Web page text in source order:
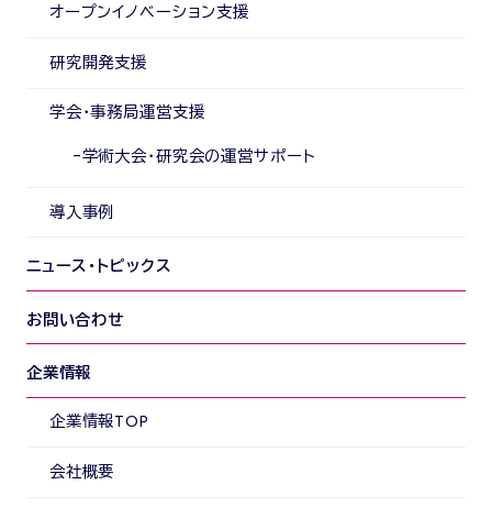
オープンイノベーション支援
研究開発支援
学会・事務局運営支援
学術大会・研究会の運営サポート
導入事例
ニュース・トピックス
お問い合わせ
企業情報
企業情報TOP
会社概要